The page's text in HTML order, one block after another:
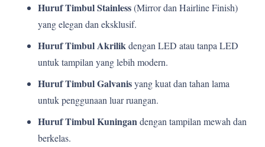
Huruf Timbul Stainless(Mirror dan Hairline Finish)
yang elegan dan eksklusif.
Huruf Timbul Akrilikdengan LED atau tanpa LED
untuk tampilan yang lebih modern.
Huruf Timbul Galvanisyang kuat dan tahan lama
untuk penggunaan luar ruangan.
Huruf Timbul Kuningandengan tampilan mewah dan
berkelas.